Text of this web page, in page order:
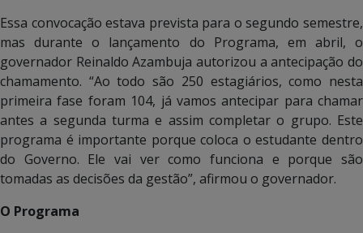
Essa convocação estava prevista para o segundo semestre,
mas durante o lançamento do Programa, em abril, o
governador Reinaldo Azambuja autorizou a antecipação do
chamamento. “Ao todo são 250 estagiários, como nesta
primeira fase foram 104, já vamos antecipar para chamar
antes a segunda turma e assim completar o grupo. Este
programa é importante porque coloca o estudante dentro
do Governo. Ele vai ver como funciona e porque são
tomadas as decisões da gestão”, afirmou o governador.
O Programa